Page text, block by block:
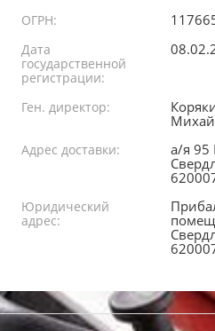
ОГРН:
Дата
государственной
регистрации:
Ген. директор:
Адрес доставки:
а/я 95
Юридический
адрес: